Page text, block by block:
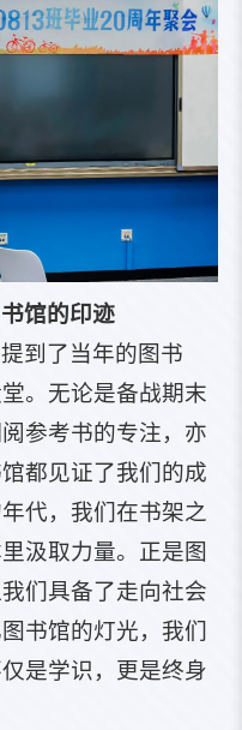
馆的印迹
到了当年的图书
。无论是备战期末
参考书的专注，亦
都见证了我们的成
代，我们在书架之
汲取力量。正是图
们具备了走向社会
书馆的灯光，我们
是学识，更是终身